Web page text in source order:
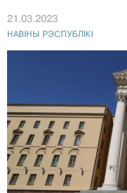
21.03.2023
НАВIНЫ РЭСПУБЛIКI